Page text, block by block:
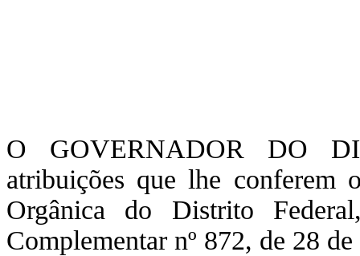
O GOVERNADOR DO
atribuições que lhe
Orgânica do Distrito
Complementar nº 872, de 28